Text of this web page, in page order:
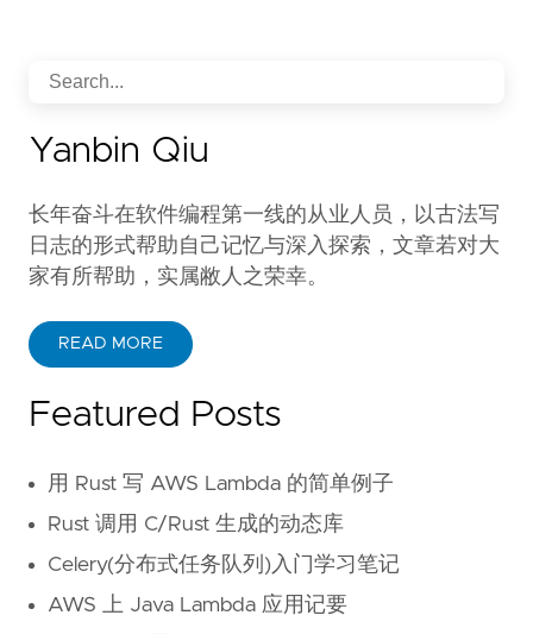
Yanbin Qiu
长年奋斗在软件编程第一线的从业人员，以古法写
日志的形式帮助自己记忆与深入探索，文章若对大
家有所帮助，实属敝人之荣幸。
READ MORE
Featured Posts
用 Rust 写 AWS Lambda 的简单例子
Rust 调用 C/Rust 生成的动态库
Celery(分布式任务队列)入门学习笔记
AWS 上 Java Lambda 应用记要